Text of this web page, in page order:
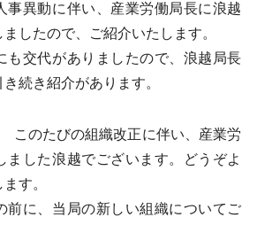
異動に伴い、産業労働局長に浪越
したので、ご紹介いたします。
交代がありましたので、浪越局長
続き紹介があります。
このたびの組織改正に伴い、産業労
ました浪越でございます。どうぞよ
す。
に、当局の新しい組織についてご